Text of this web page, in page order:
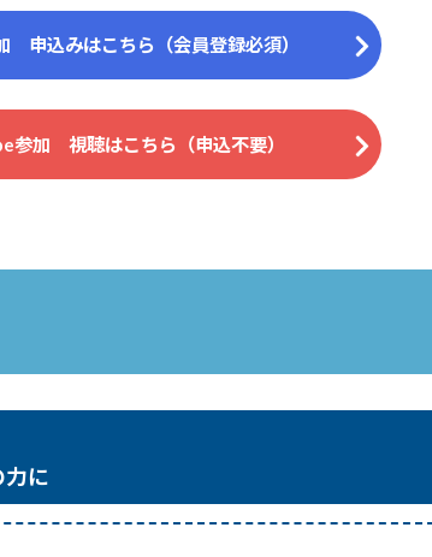
込みはこちら（会員登録必須）
加 視聴はこちら（申込不要）
に